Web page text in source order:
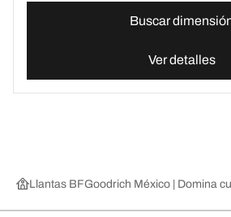
Buscar
Ver detalles
Llantas BFGoodrich México | Domina